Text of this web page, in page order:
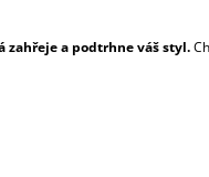
zahřeje a podtrhne váš styl.